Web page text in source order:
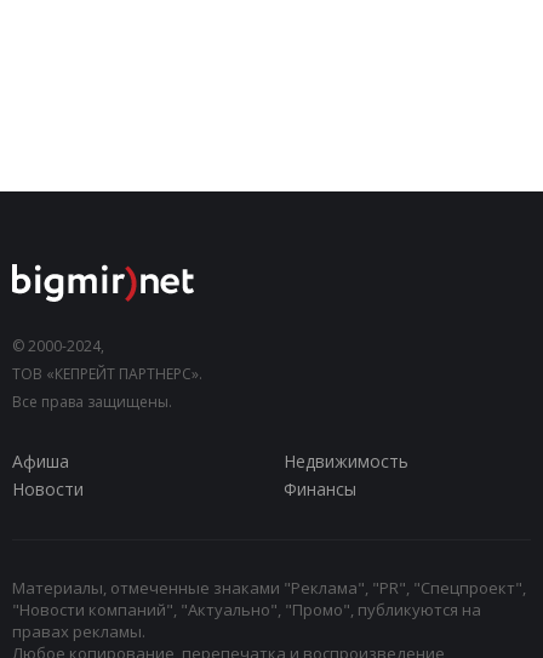
© 2000-2024,
ТОВ «КЕПРЕЙТ ПАРТНЕРС».
Все права защищены.
Афиша
Недвижимость
Новости
Финансы
Материалы, отмеченные знаками "Реклама", "PR", "Спецпроект",
"Новости компаний", "Актуально", "Промо", публикуются на
правах рекламы.
Любое копирование, перепечатка и воспроизведение